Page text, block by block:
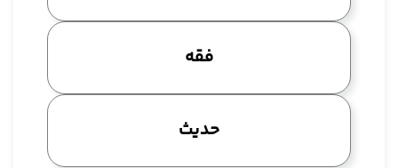
یکی از حضار: باب حکم تزویج
آیت الله مددی: ببینید اینجا هم باز حکم زد، آن 88 هم حکم بود این
آن وقت فرقش این است، من البته آن روز در ذهنم بود، الان چون
شبهه کردم گفتم، فرقش این است که در باب 67 مسئله امه را آورده
است، اگر کنیزی خرید و بچه دار شد فهمید چون این باب کنیز غیر از
فقه
حدیث